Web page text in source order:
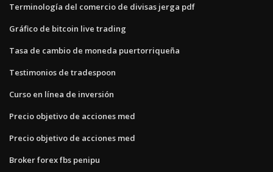
Terminología del comercio de divisas jerga pdf
Gráfico de bitcoin live trading
Tasa de cambio de moneda puertorriqueña
Testimonios de tradespoon
Curso en línea de inversión
Precio objetivo de acciones med
Precio objetivo de acciones med
Broker forex fbs penipu